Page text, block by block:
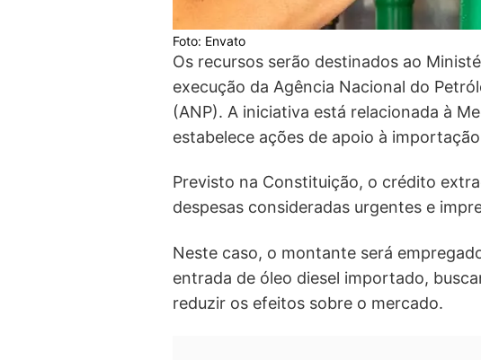
Foto: Envato
Os recursos serão destinados ao
execução da Agência Nacional do
(ANP). A iniciativa está relacionada à
estabelece ações de apoio à
Previsto na Constituição, o crédito
despesas consideradas urgentes e
Neste caso, o montante será
entrada de óleo diesel importado,
reduzir os efeitos sobre o mercado.